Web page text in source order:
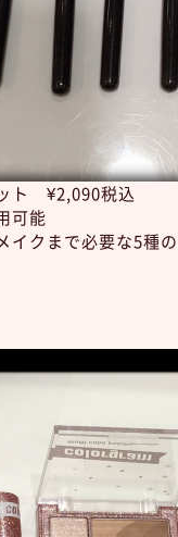
ト ¥2,090税込
可能
イクまで必要な5種